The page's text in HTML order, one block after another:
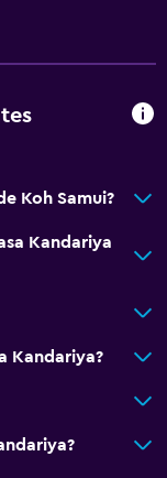
Koh Samui?
Kandariya
Kandariya?